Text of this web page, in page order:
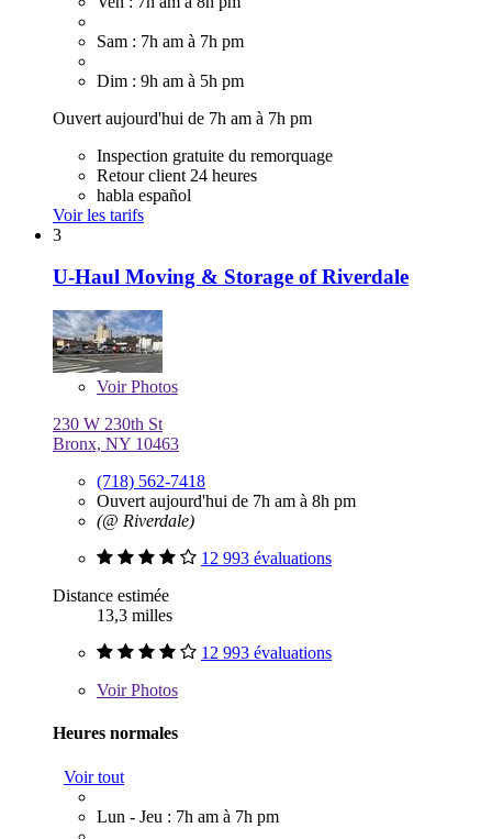
Sam : 7h am à 7h pm
Dim : 9h am à 5h pm
Ouvert aujourd'hui de 7h am à 7h pm
Inspection gratuite du remorquage
Retour client 24 heures
habla español
Voir les tarifs
3
U-Haul Moving & Storage of Riverdale
VoirPhotos
230 W 230th St
Bronx, NY 10463
(718) 562-7418
Ouvert aujourd'hui de 7h am à 8h pm
(@ Riverdale)
12 993 évaluations
Distance estimée
13,3 milles
12 993 évaluations
VoirPhotos
Heures normales
Voir tout
Lun - Jeu : 7h am à 7h pm